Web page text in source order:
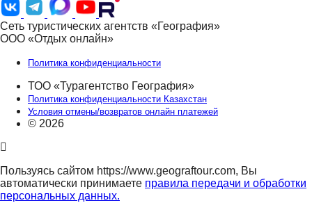
Сеть туристических агентств «География»
ООО «Отдых онлайн»
Политика конфиденциальности
ТОО «Турагентство География»
Политика конфиденциальности Казахстан
Условия отмены/возвратов онлайн платежей
© 2026
Пользуясь сайтом https://www.geograftour.com, Вы
автоматически принимаете правила передачи и обработки
персональных данных.